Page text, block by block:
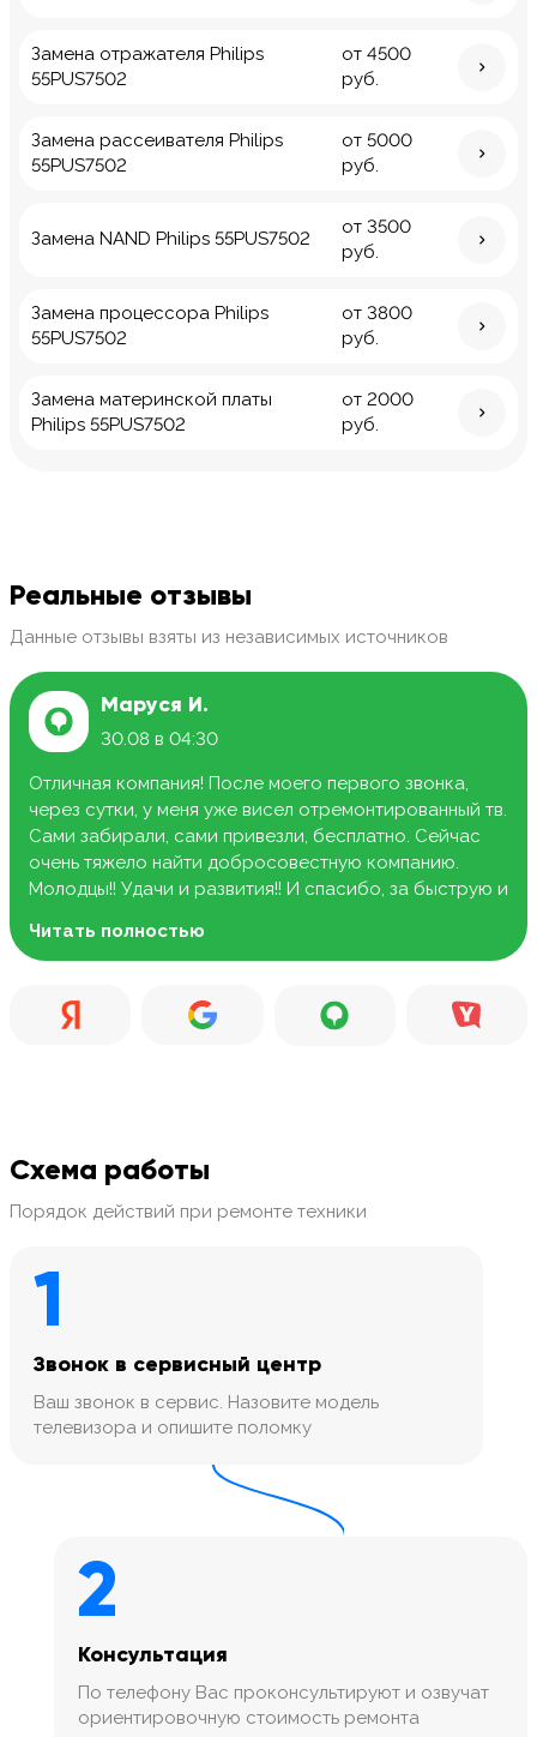
Замена отражателя Philips
55PUS7502
от 4500
руб.
Замена рассеивателя Philips
55PUS7502
от 5000
руб.
Замена NAND Philips 55PUS7502
от 3500
руб.
Замена процессора Philips
55PUS7502
от 3800
руб.
Замена материнской платы
Philips 55PUS7502
от 2000
руб.
Реальные отзывы
Данные отзывы взяты из независимых источников
Маруся И.
30.08 в 04:30
Отличная компания! После моего первого звонка,
через сутки, у меня уже висел отремонтированный тв.
Сами забирали, сами привезли, бесплатно. Сейчас
очень тяжело найти добросовестную компанию.
Молодцы!! Удачи и развития!! И спасибо, за быструю и
Читать полностью
Схема работы
Порядок действий при ремонте техники
1
Звонок в сервисный центр
Ваш звонок в сервис. Назовите модель
телевизора и опишите поломку
2
Консультация
По телефону Вас проконсультируют и озвучат
ориентировочную стоимость ремонта